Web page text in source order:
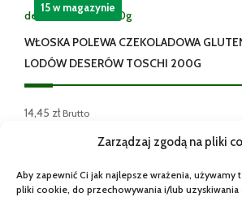
Zarządzaj zgodą na pliki
Aby zapewnić Ci jak najlepsze wrażenia, używamy
pliki cookie, do przechowywania i/lub
WŁOSKA POLEWA CZEKOLADOWA
LODÓW DESERÓW TOSCHI 200G
14,45 zł Brutto
15 w magazynie
2 w magazynie